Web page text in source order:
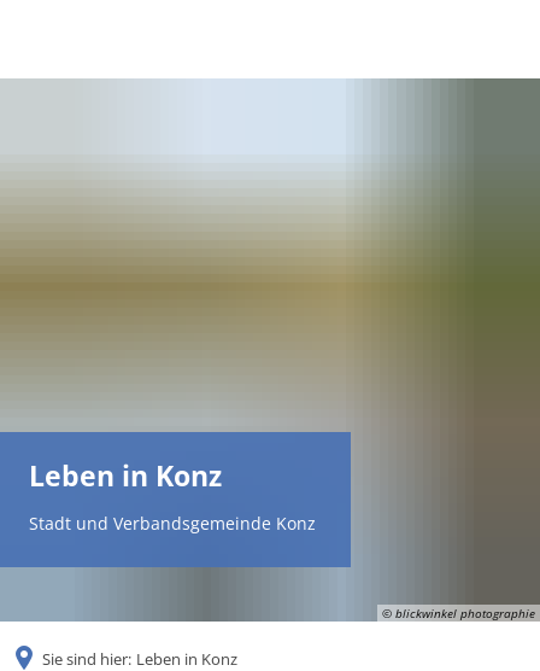
© blickwinkel photographie
Leben in Konz
Stadt und Verbandsgemeinde Konz
Sie sind hier: Leben in Konz